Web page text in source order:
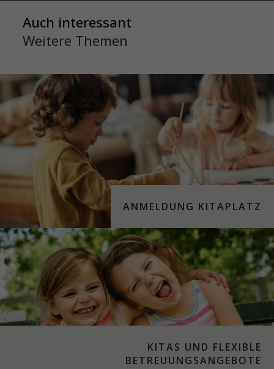
Auch interessant
Weitere Themen
ANMELDUNG KITAPLATZ
KITAS UND FLEXIBLE
BETREUUNGSANGEBOTE